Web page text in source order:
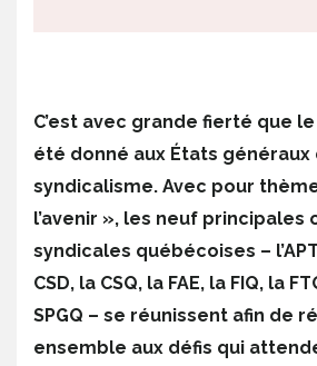
C’est avec grande fierté que le
été donné aux États généraux
syndicalisme. Avec pour
l’avenir », les neuf principales
syndicales québécoises –
CSD, la CSQ, la FAE, la FIQ, la
SPGQ – se réunissent afin de
ensemble aux défis qui